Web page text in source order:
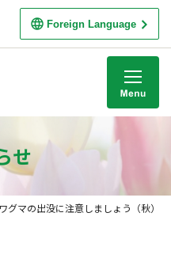
Foreign Language
せ
グマの出没に注意しましょう（秋）